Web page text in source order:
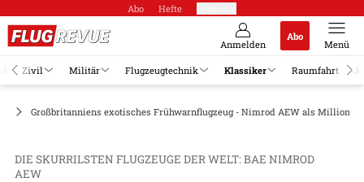
Abo Hefte
Anmelden
Abo
Menü
Zivil Militär Flugzeugtechnik Klassiker Raumfahrt
Großbritanniens exotisches Frühwarnflugzeug - Nimrod AEW als
DIE SKURRILSTEN FLUGZEUGE DER WELT: BAE NIMROD
AEW